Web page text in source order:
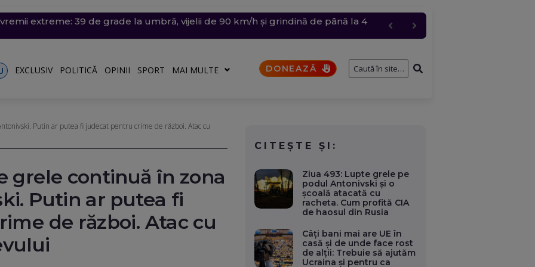
extreme: 39 de grade la umbră, vijelii de 90 km/h și grindină de până la 4
Thailanda: 8 persoane au fost ucise într-un atac armat comis de un elev
arestată în Germania, pentru că a spionat pentru Rusia și a participat la un
azi un nou record absolut de temperatură
nordul Angliei: O defecțiune electrică provoacă întârzieri și anulări masive
EXCLUSIV POLITICĂ OPINII SPORT MAI MULTE DONEAZĂ
Putin ar putea fi judecat pentru crime de război. Atac cu
grele continuă în zona
Putin ar putea fi
de război. Atac cu
CITEȘTE ȘI:
Ziua 493: Lupte grele pe
podul Antonivski și o
școală atacată cu
racheta. Cum profită CIA
de haosul din Rusia
Câți bani mai are UE în
casă și de unde face rost
de alții: Trebuie să ajutăm
Ucraina și pentru ca